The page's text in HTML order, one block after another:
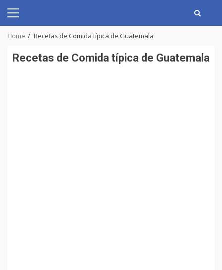
Primary
Home Recetas de Comida típica de Guatemala
Recetas de Comida típica de Guatemala